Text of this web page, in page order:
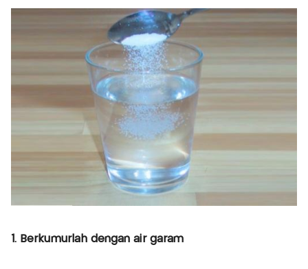
1. Berkumurlah dengan air garam